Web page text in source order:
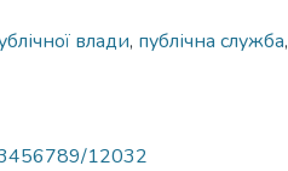
влади, публічна служба,
12032